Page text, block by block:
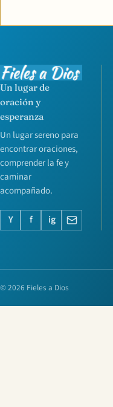
Un lugar de
oración y
esperanza
Un lugar sereno para
encontrar oraciones,
comprender la fe y
caminar
acompañado.
Y f ig
© 2026 Fieles a Dios